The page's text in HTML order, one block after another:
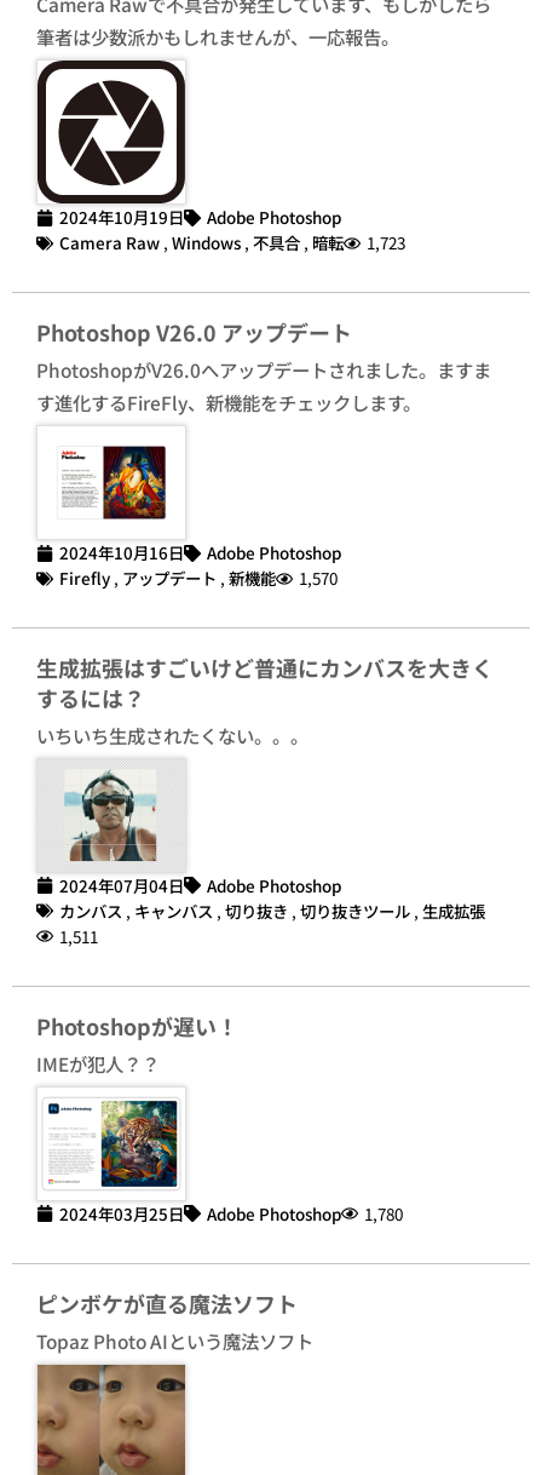
筆者は少数派かもしれませんが、一応報告。
2024年10月19日
Adobe Photoshop
Camera Raw , Windows , 不具合 , 暗転 1,723
Photoshop V26.0 アップデート
PhotoshopがV26.0へアップデートされました。ますま
す進化するFireFly、新機能をチェックします。
2024年10月16日
Adobe Photoshop
Firefly , アップデート , 新機能 1,570
生成拡張はすごいけど普通にカンバスを大きく
するには？
いちいち生成されたくない。。。
2024年07月04日
Adobe Photoshop
カンバス , キャンバス , 切り抜き , 切り抜きツール , 生成拡張
1,511
Photoshopが遅い！
IMEが犯人？？
2024年03月25日 Adobe Photoshop 1,780
ピンボケが直る魔法ソフト
Topaz Photo AIという魔法ソフト